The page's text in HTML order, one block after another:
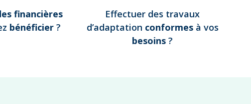
financières
bénéficier ?
Effectuer des travaux
d’adaptation conformes à vos
besoins ?